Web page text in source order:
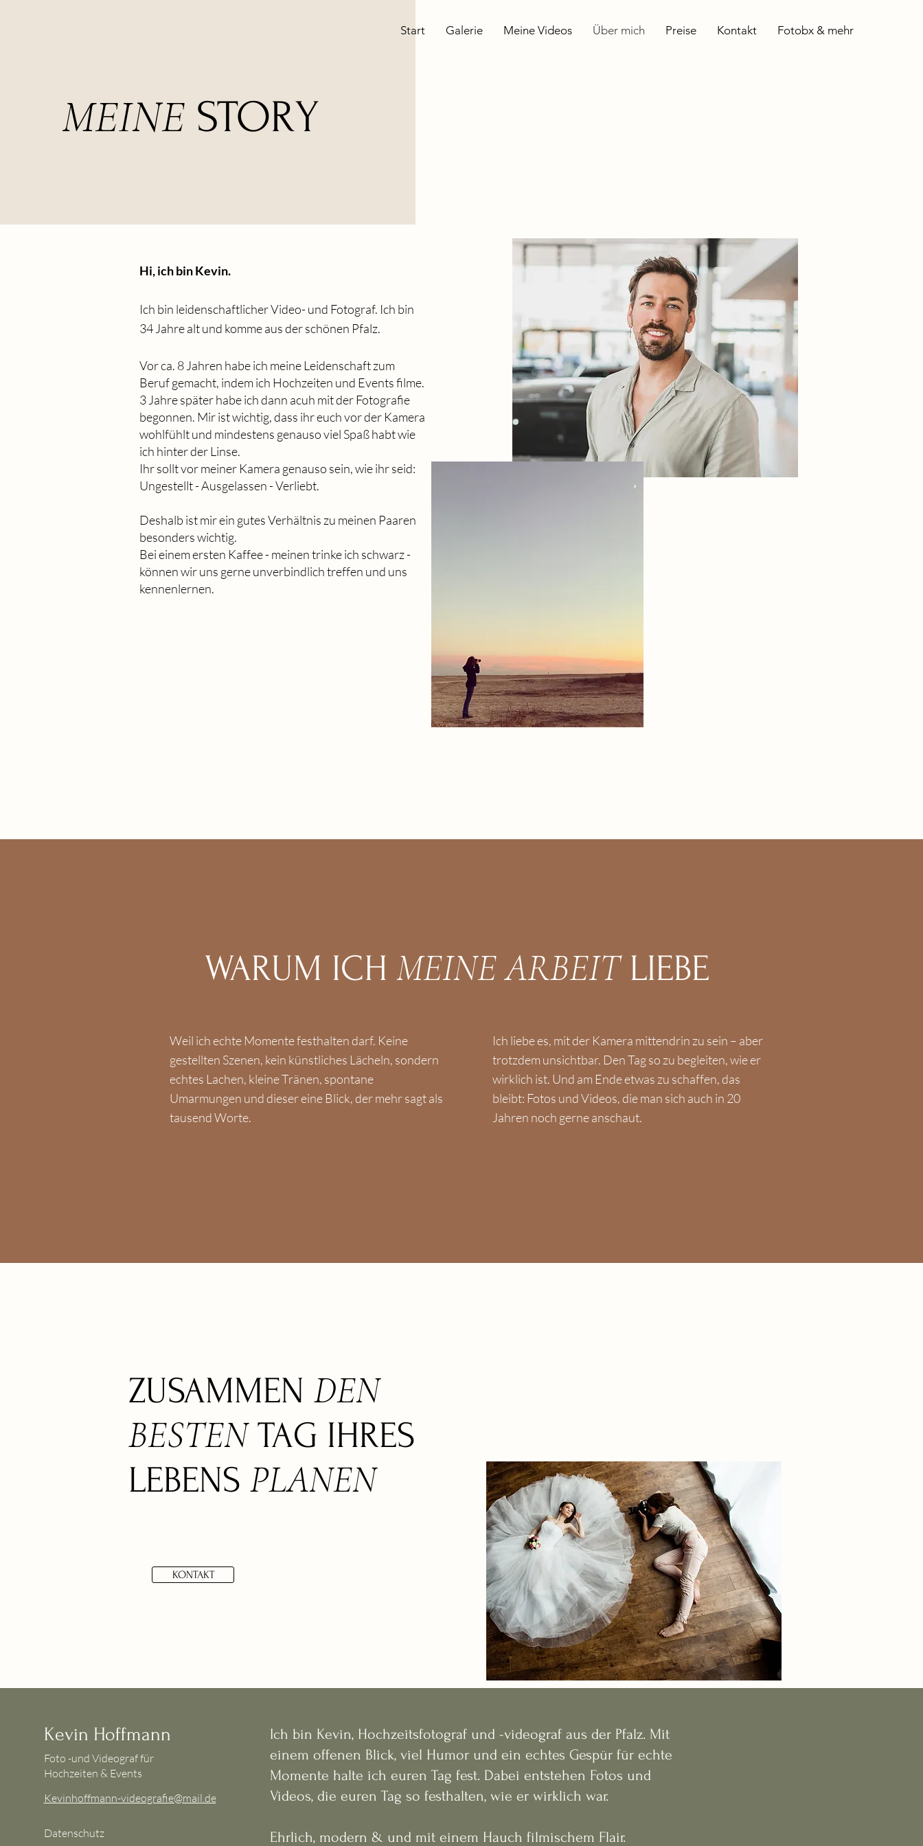
Start Galerie Meine Videos Über mich Preise Kontakt Fotobx & mehr
MEINESTORY
Hi, ich bin Kevin.
Ich bin leidenschaftlicher Video- und Fotograf. Ich bin
34 Jahre alt und komme aus der schönen Pfalz.
Vor ca. 8 Jahren habe ich meine Leidenschaft zum
Beruf gemacht, indem ich Hochzeiten und Events filme.
3 Jahre später habe ich dann acuh mit der Fotografie
begonnen. Mir ist wichtig, dass ihr euch vor der Kamera
wohlfühlt und mindestens genauso viel Spaß habt wie
ich hinter der Linse.
Ihr sollt vor meiner Kamera genauso sein, wie ihr seid:
Ungestellt - Ausgelassen - Verliebt.
Deshalb ist mir ein gutes Verhältnis zu meinen Paaren
besonders wichtig.
Bei einem ersten Kaffee - meinen trinke ich schwarz -
können wir uns gerne unverbindlich treffen und uns
kennenlernen.
WARUM ICH MEINE ARBEITLIEBE
Weil ich echte Momente festhalten darf. Keine
gestellten Szenen, kein künstliches Lächeln, sondern
echtes Lachen, kleine Tränen, spontane
Umarmungen und dieser eine Blick, der mehr sagt als
tausend Worte.
Ich liebe es, mit der Kamera mittendrin zu sein – aber
trotzdem unsichtbar. Den Tag so zu begleiten, wie er
wirklich ist. Und am Ende etwas zu schaffen, das
bleibt: Fotos und Videos, die man sich auch in 20
Jahren noch gerne anschaut.
ZUSAMMENDEN
BESTENTAG IHRES
LEBENSPLANEN
KONTAKT
Kevin Hoffmann
Foto -und Videograf für
Hochzeiten & Events
Kevinhoffmann-videografie@mail.de
Datenschutz
Ich bin Kevin, Hochzeitsfotograf und -videograf aus der Pfalz. Mit
einem offenen Blick, viel Humor und ein echtes Gespür für echte
Momente halte ich euren Tag fest. Dabei entstehen Fotos und
Videos, die euren Tag so festhalten, wie er wirklich war.
Ehrlich, modern & und mit einem Hauch filmischem Flair.